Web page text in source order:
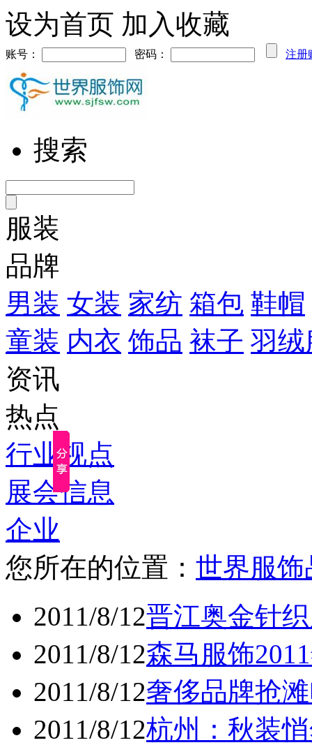
设为首页 加入收藏
账号： 密码： 注册
搜索
服装
品牌
男装 女装 家纺 箱包 鞋帽
童装 内衣 饰品 袜子 羽绒
资讯
热点
行业视点
展会信息
企业
您所在的位置： 世界服饰
2011/8/12晋江奥金针
2011/8/12森马服饰
2011/8/12奢侈品牌抢
2011/8/12杭州：秋装